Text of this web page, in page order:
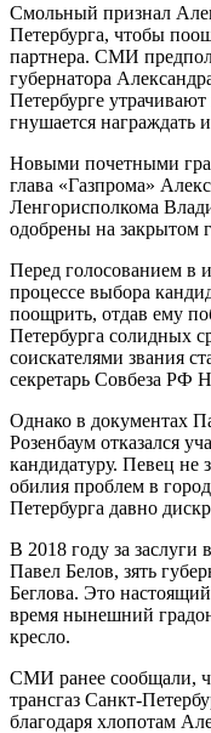
Смольный признал
Петербурга, чтобы
партнера. СМИ
губернатора
Петербурге
гнушается награждать
Новыми почетными
глава «Газпрома»
Ленгорисполкома
одобрены на закрытом
Перед голосованием в
процессе выбора
поощрить, отдав ему
Петербурга солидных
соискателями звания
секретарь Совбеза РФ
Однако в документах
Розенбаум отказался
кандидатуру. Певец не
обилия проблем в
Петербурга давно
В 2018 году за заслуги
Павел Белов, зять
Беглова. Это
время нынешний
кресло.
СМИ ранее сообщали,
трансгаз Санкт-
благодаря хлопотам